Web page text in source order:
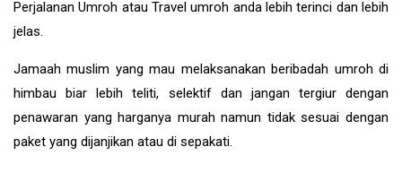
Perjalanan Umroh atau Travel umroh anda lebih terinci dan lebih
jelas.
Jamaah muslim yang mau melaksanakan beribadah umroh di
himbau biar lebih teliti, selektif dan jangan tergiur dengan
penawaran yang harganya murah namun tidak sesuai dengan
paket yang dijanjikan atau di sepakati.